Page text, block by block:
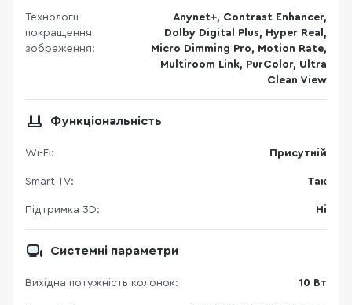
Технології
покращення
зображення:
Anynet+, Contrast Enhancer,
Dolby Digital Plus, Hyper Real,
Micro Dimming Pro, Motion Rate,
Multiroom Link, PurColor, Ultra
Clean View
Функціональність
Wi-Fi: Присутній
Smart TV: Так
Підтримка 3D: Ні
Системні параметри
Вихідна потужність колонок: 10 Вт